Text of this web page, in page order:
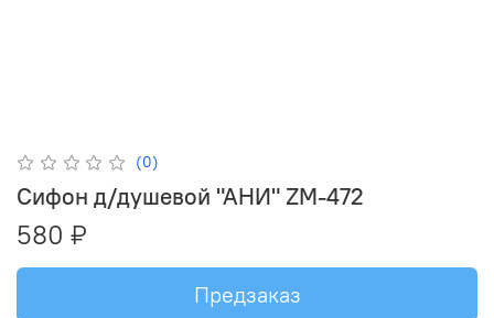
(0)
Сифон д/душевой "АНИ" ZM-472
580 ₽
Предзаказ